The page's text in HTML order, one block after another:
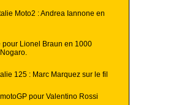
Moto2 : Andrea Iannone en
pour Lionel Braun en 1000
125 : Marc Marquez sur le fil
pour Valentino Rossi